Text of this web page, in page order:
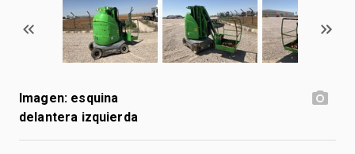
Imagen: esquina
delantera izquierda